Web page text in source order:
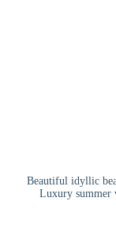
Beautiful idyllic
Luxury summer